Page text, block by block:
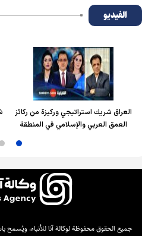
الفیدیو
العراق شريك استراتيجي وركيزة من ركائز
العمق العربي والإسلامي في المنطقة
جميع الحقوق محفوظة لوكالة آنا للأنباء، ويُسمح